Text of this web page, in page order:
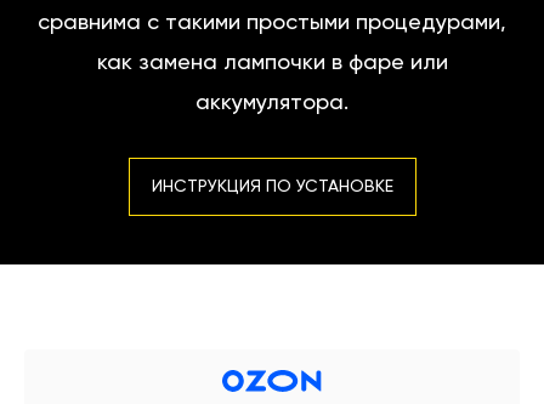
сравнима с такими простыми процедурами,
как замена лампочки в фаре или
аккумулятора.
ИНСТРУКЦИЯ ПО УСТАНОВКЕ